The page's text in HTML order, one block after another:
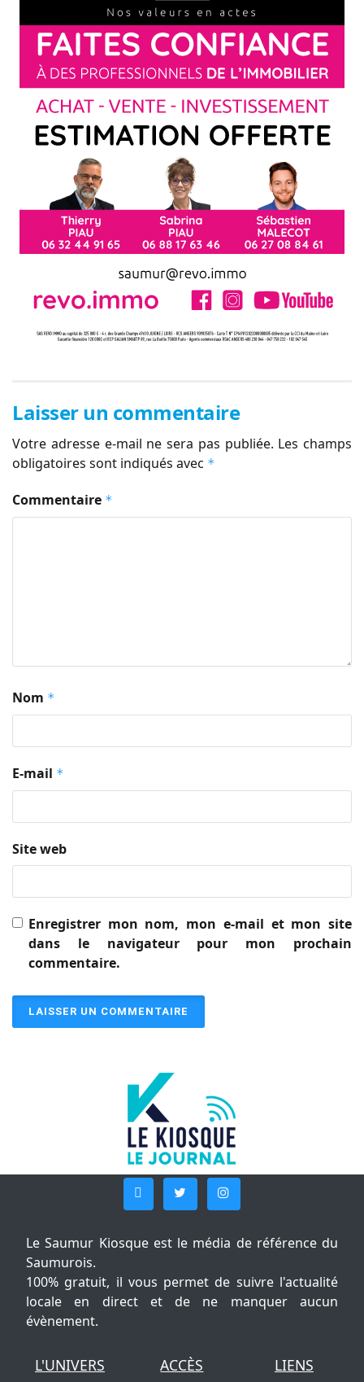
Laisser un commentaire
Votre adresse e-mail ne sera pas publiée. Les champs
obligatoires sont indiqués avec *
Commentaire *
Nom *
E-mail *
Site web
Enregistrer mon nom, mon e-mail et mon site
dans le navigateur pour mon prochain
commentaire.
Le Saumur Kiosque est le média de référence du
Saumurois.
100% gratuit, il vous permet de suivre l'actualité
locale en direct et de ne manquer aucun
évènement.
L'UNIVERS
ACCÈS
LIENS